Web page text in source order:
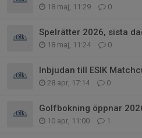
18 maj, 11:29 0
Spelrätter 2026, sista
18 maj, 11:24 0
Inbjudan till ESIK
28 apr, 17:14 0
Golfbokning öppnar
10 apr, 11:00 1